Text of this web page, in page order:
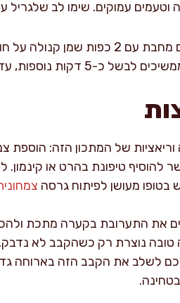
עמוקים. שימו לב שלגריל
עד שהבשר מוכן אך עדיין עסיסי.
של המתכון הזה: הוספת
להוסיף טיפונת בהרט או
מעושן לפיתוח גרסה
את התערובת בקערה מתכת
נוצרת רק כשהקבב לא נדבק.
לשלב את הקבב הזה בארוחה